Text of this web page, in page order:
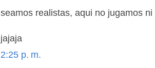
seamos realistas, aqui no jugamos ni
jajaja
2:25 p. m.